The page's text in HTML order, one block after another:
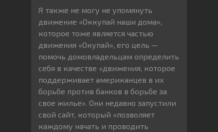
Я также не могу не упомянуть
движение «Оккупай наши дома»,
которое тоже является частью
движения «Окупай», его цель —
помочь домовладельцам определить
себя в качестве «движения, которое
поддерживает американцев в их
борьбе против банков в борьбе за
свое жилье». Они недавно запустили
свой сайт, который «позволяет
каждому начать и проводить